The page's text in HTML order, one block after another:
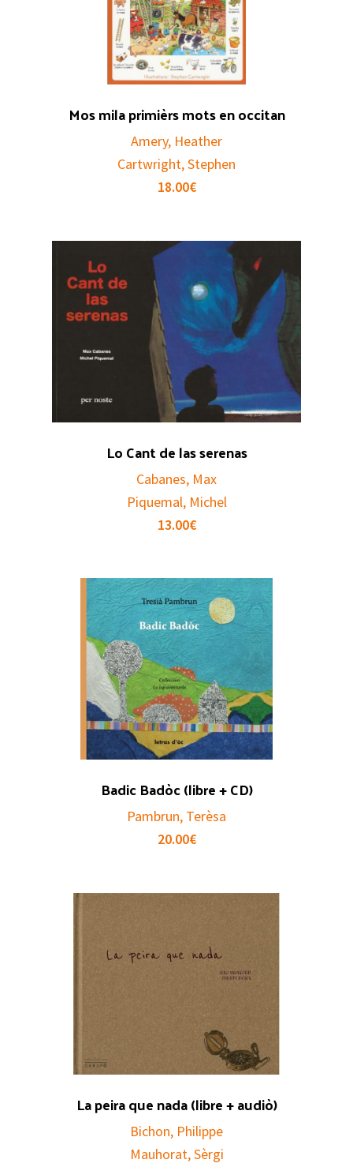
Mos mila primièrs mots en occitan
Amery, Heather
Cartwright, Stephen
18.00€
Lo Cant de las serenas
Cabanes, Max
Piquemal, Michel
13.00€
Badic Badòc (libre + CD)
Pambrun, Terèsa
20.00€
La peira que nada (libre + audiò)
Bichon, Philippe
Mauhorat, Sèrgi